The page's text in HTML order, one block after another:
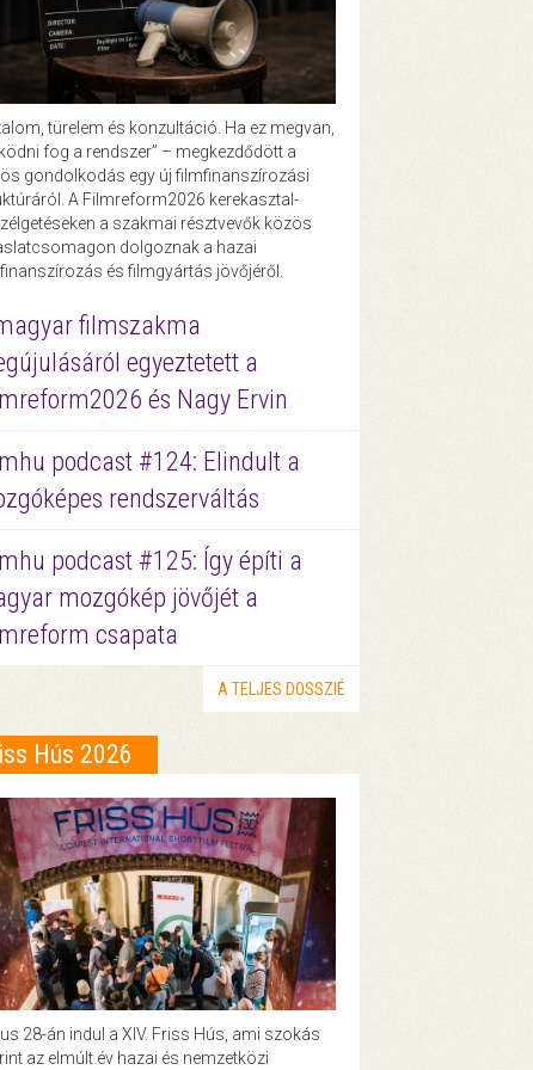
türelem és konzultáció. Ha ez megvan,
fog a rendszer” – megkezdődött a
gondolkodás egy új filmfinanszírozási
A Filmreform2026 kerekasztal-
a szakmai résztvevők közös
dolgoznak a hazai
és filmgyártás jövőjéről.
filmszakma
egyeztetett a
és Nagy Ervin
podcast #124: Elindult a
rendszerváltás
podcast #125: Így építi a
mozgókép jövőjét a
csapata
A TELJES DOSSZIÉ
Hús 2026
28-án indul a XIV. Friss Hús, ami szokás
az elmúlt év hazai és nemzetközi